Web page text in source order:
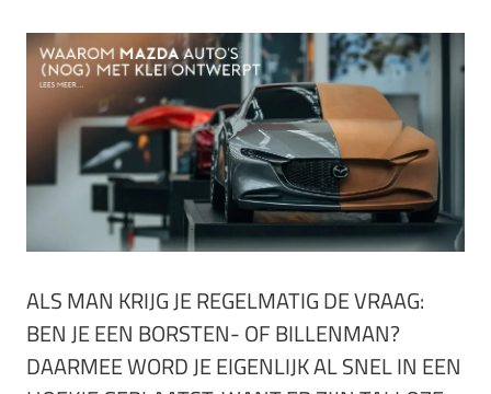
ALS MAN KRIJG JE REGELMATIG DE VRAAG:
BEN JE EEN BORSTEN- OF BILLENMAN?
DAARMEE WORD JE EIGENLIJK AL SNEL IN EEN